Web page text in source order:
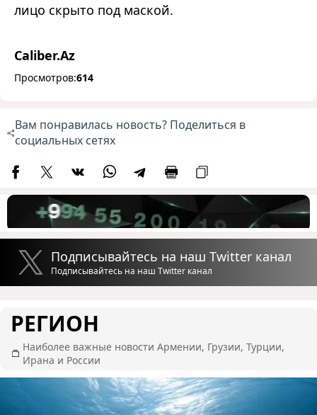
лицо скрыто под маской.
Caliber.Az
Просмотров:614
Вам понравилась новость? Поделиться в
социальных сетях
Подписывайтесь на наш Twitter канал
Подписывайтесь на наш Twitter канал
РЕГИОН
Наиболее важные новости Армении, Грузии, Турции,
Ирана и России